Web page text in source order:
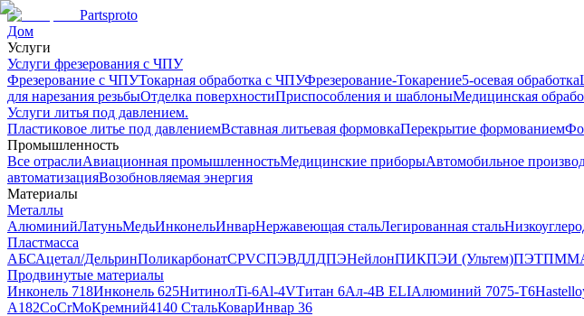
Partsproto
Дом
Услуги
Услуги фрезерования с ЧПУ
Фрезерование с ЧПУТокарная обработка с ЧПУФрезерование-Токарение5-осевая обработка
для нарезания резьбыОтделка поверхностиПриспособления и шаблоныМедицинская
Услуги литья под давлением.
Пластиковое литье под давлениемВставная литьевая формовкаПерекрытие формованием
Промышленность
Все отраслиАвиационная промышленностьМедицинские приборыАвтомобильное
автоматизацияВозобновляемая энергия
Материалы
Металлы
АлюминийЛатуньМедьИнконельИнварНержавеющая стальЛегированная сталь
Пластмасса
АБСАцетал/ДельринПоликарбонатCPVCПЭВДЛДПЭНейлонПИКПЭИ (Ультем)ПЭТПММА
Продвинутые материалы
Инконель 718Инконель 625НитинолTi-6Al-4VТитан 6Ал-4В ELIАлюминий 7075-T6
A182CoCrMoКремний4140 СтальКоварИнвар 36